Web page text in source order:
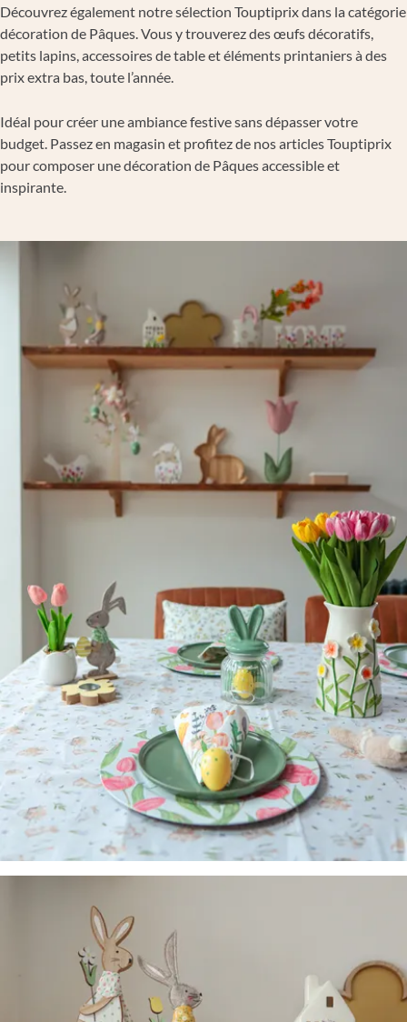
Découvrez également notre sélection Touptiprix dans la catégorie
décoration de Pâques. Vous y trouverez des œufs décoratifs,
petits lapins, accessoires de table et éléments printaniers à des
prix extra bas, toute l’année.
Idéal pour créer une ambiance festive sans dépasser votre
budget. Passez en magasin et profitez de nos articles Touptiprix
pour composer une décoration de Pâques accessible et
inspirante.